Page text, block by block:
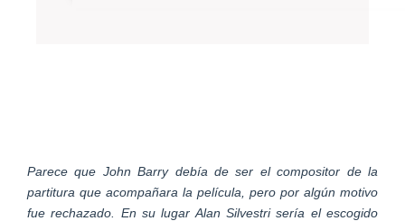
Parece que John Barry debía de ser el compositor de la
partitura que acompañara la película, pero por algún motivo
fue rechazado. En su lugar Alan Silvestri sería el escogido